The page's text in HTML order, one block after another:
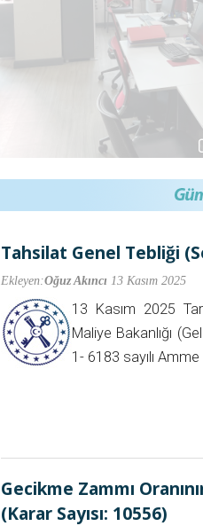
Tahsilat Genel Tebliği
Ekleyen:Oğuz Akıncı 13 Kasım 2025
13 Kasım 2025
Maliye Bakanlığı
1- 6183 sayılı
Gecikme Zammı
(Karar Sayısı: 10556)